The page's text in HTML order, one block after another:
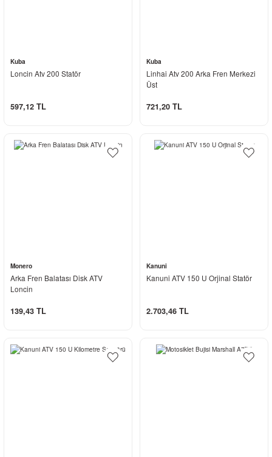
Kuba
Loncin Atv 200 Statör
597,12 TL
Kuba
Linhai Atv 200 Arka Fren Merkezi
Üst
721,20 TL
Monero
Arka Fren Balatası Disk ATV
Loncin
139,43 TL
Kanuni
Kanuni ATV 150 U Orjinal Statör
2.703,46 TL